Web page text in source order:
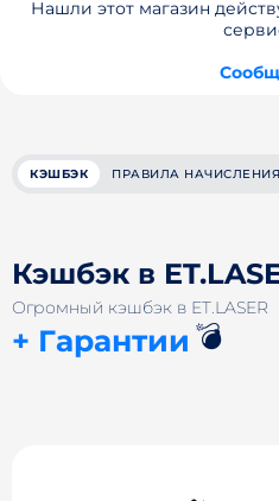
Нашли этот магазин
КЭШБЭК ПРАВИЛА НАЧИСЛЕНИЯ
Кэшбэк в
Огромный кэшбэк в ET.LASER
+ Гарантии 💣